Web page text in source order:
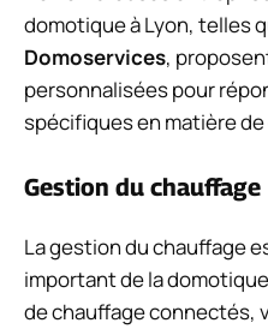
domotique à Lyon, telles
Domoservices,
personnalisées pour
spécifiques en matière de
Gestion du chauffage
La gestion du chauffage
important de la
de chauffage connectés,